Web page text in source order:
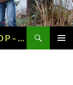
V U I L R A A P T R O E P – L I C H T – O P – G R O E N – E N – G E E L